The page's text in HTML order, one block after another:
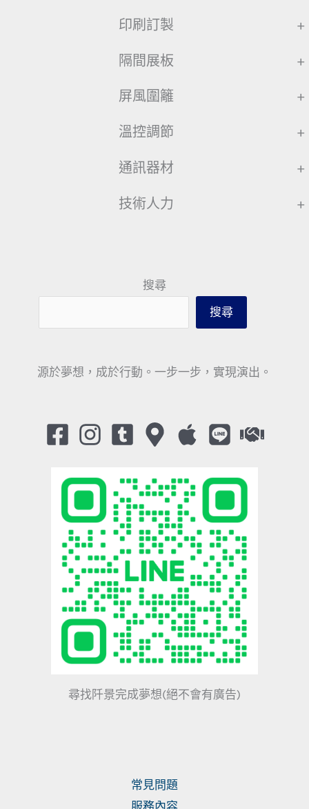
印刷訂製 +
隔間展板 +
屏風圍籬 +
溫控調節 +
通訊器材 +
技術人力 +
搜尋
搜尋
源於夢想，成於行動。一步一步，實現演出。
尋找阡景完成夢想(絕不會有廣告)
常見問題